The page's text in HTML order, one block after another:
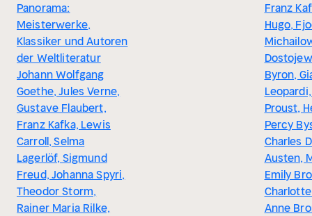
Panorama:
Meisterwerke,
Klassiker und Autoren
der Weltliteratur
Johann Wolfgang
Goethe, Jules Verne,
Gustave Flaubert,
Franz Kafka, Lewis
Carroll, Selma
Lagerlöf, Sigmund
Freud, Johanna Spyri,
Theodor Storm,
Rainer Maria Rilke,
Franz
Hugo,
Byron,
Proust,
Percy
Charles
Austen,
Emily
Anne